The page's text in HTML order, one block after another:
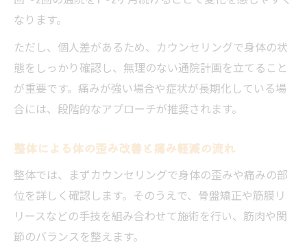
なります。
ただし、個人差があるため、カウンセリングで身体の状
態をしっかり確認し、無理のない通院計画を立てること
が重要です。痛みが強い場合や症状が長期化している場
合には、段階的なアプローチが推奨されます。
整体による体の歪み改善と痛み軽減の流れ
整体では、まずカウンセリングで身体の歪みや痛みの部
位を詳しく確認します。そのうえで、骨盤矯正や筋膜リ
リースなどの手技を組み合わせて施術を行い、筋肉や関
節のバランスを整えます。